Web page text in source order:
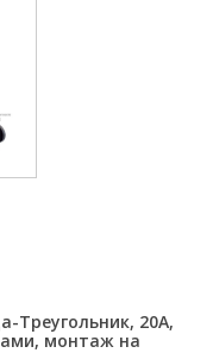
Треугольник, 20А,
монтаж на